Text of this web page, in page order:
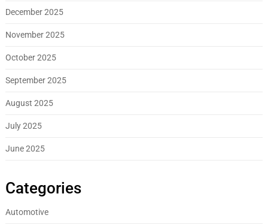
December 2025
November 2025
October 2025
September 2025
August 2025
July 2025
June 2025
Categories
Automotive